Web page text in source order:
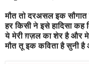
मौत तो दरअसल इक सौगात
हर किसी ने इसे हादिसा कह
ये मेरी ग़ज़ल का शेर है और
मौत तू इक कविता है सुनी है